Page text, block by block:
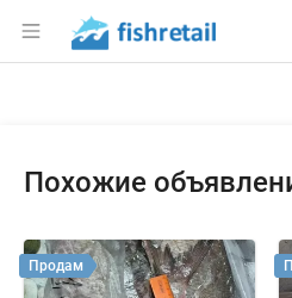
Раздел навигации
Похожие
Продам